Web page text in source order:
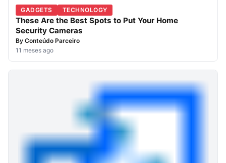
GADGETS TECHNOLOGY
These Are the Best Spots to Put Your Home
Security Cameras
By Conteúdo Parceiro
11 meses ago